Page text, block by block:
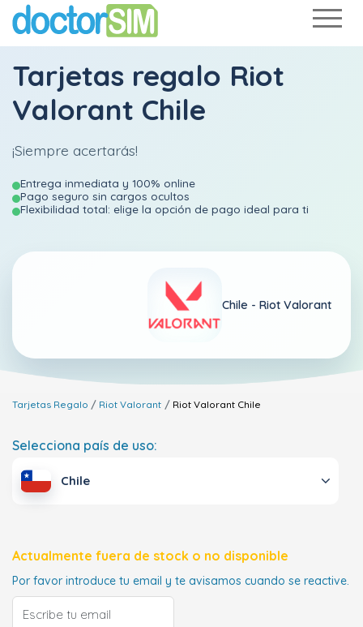
Tarjetas regalo Riot
Valorant Chile
¡Siempre acertarás!
Entrega inmediata y 100% online
Pago seguro sin cargos ocultos
Flexibilidad total: elige la opción de pago ideal para ti
Chile - Riot Valorant
Tarjetas Regalo Riot Valorant Riot Valorant Chile
Selecciona país de uso:
Chile
Actualmente fuera de stock o no disponible
Por favor introduce tu email y te avisamos cuando se reactive.